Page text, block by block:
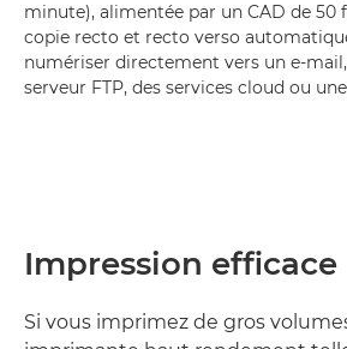
minute), alimentée par un CAD de 50
copie recto et recto verso
numériser directement vers un e-
serveur FTP, des services cloud ou
Impression efficace
Si vous imprimez de gros